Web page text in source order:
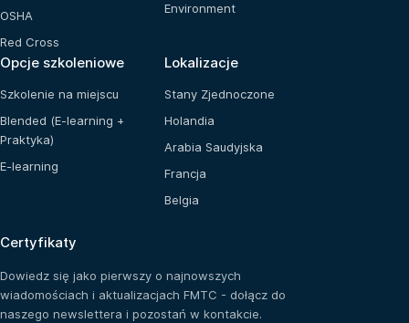
OSHA
Red Cross
Environment
Opcje szkoleniowe
Szkolenie na miejscu
Blended (E-learning +
Praktyka)
E-learning
Lokalizacje
Stany Zjednoczone
Holandia
Arabia Saudyjska
Francja
Belgia
Certyfikaty
Dowiedz się jako pierwszy o najnowszych
wiadomościach i aktualizacjach FMTC - dołącz do
naszego newslettera i pozostań w kontakcie.